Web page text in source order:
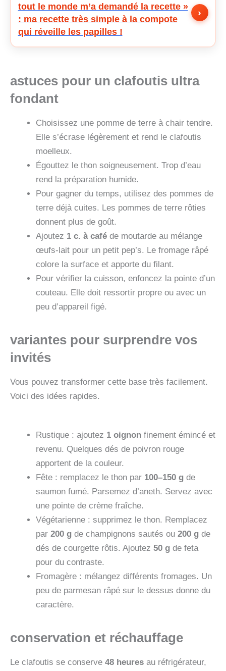
tout le monde m’a demandé la recette »
: ma recette très simple à la compote
qui réveille les papilles !
›
astuces pour un clafoutis ultra
fondant
Choisissez une pomme de terre à chair tendre.
Elle s’écrase légèrement et rend le clafoutis
moelleux.
Égouttez le thon soigneusement. Trop d’eau
rend la préparation humide.
Pour gagner du temps, utilisez des pommes de
terre déjà cuites. Les pommes de terre rôties
donnent plus de goût.
Ajoutez 1 c. à café de moutarde au mélange
œufs‑lait pour un petit pep’s. Le fromage râpé
colore la surface et apporte du filant.
Pour vérifier la cuisson, enfoncez la pointe d’un
couteau. Elle doit ressortir propre ou avec un
peu d’appareil figé.
variantes pour surprendre vos
invités
Vous pouvez transformer cette base très facilement.
Voici des idées rapides.
Rustique : ajoutez 1 oignon finement émincé et
revenu. Quelques dés de poivron rouge
apportent de la couleur.
Fête : remplacez le thon par 100–150 g de
saumon fumé. Parsemez d’aneth. Servez avec
une pointe de crème fraîche.
Végétarienne : supprimez le thon. Remplacez
par 200 g de champignons sautés ou 200 g de
dés de courgette rôtis. Ajoutez 50 g de feta
pour du contraste.
Fromagère : mélangez différents fromages. Un
peu de parmesan râpé sur le dessus donne du
caractère.
conservation et réchauffage
Le clafoutis se conserve 48 heures au réfrigérateur,